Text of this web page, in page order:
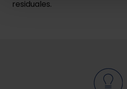
residuales.